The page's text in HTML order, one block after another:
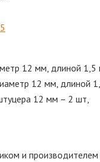
12 мм, длиной
12 мм, длиной
12 мм – 2 шт,
и